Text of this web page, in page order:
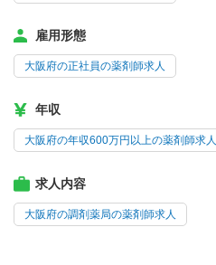
雇用形態
大阪府の正社員の薬剤師求人
年収
大阪府の年収600万円以上の薬剤師求人
求人内容
大阪府の調剤薬局の薬剤師求人